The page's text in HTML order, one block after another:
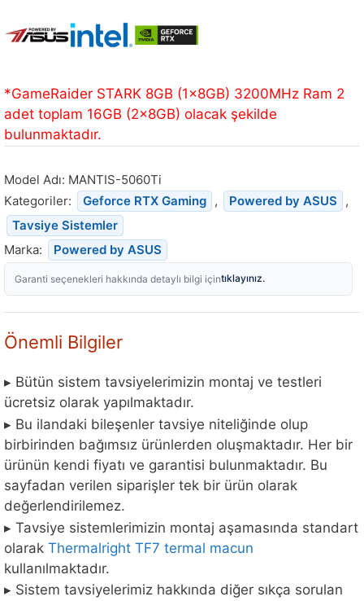
*GameRaider STARK 8GB (1x8GB) 3200MHz Ram 2
adet toplam 16GB (2x8GB) olacak şekilde
bulunmaktadır.
Model Adı: MANTIS-5060Ti
Kategoriler:
Geforce RTX Gaming , Powered by ASUS
,
Tavsiye Sistemler
Marka:
Powered by ASUS
Garanti seçenekleri hakkında detaylı bilgi içintıklayınız.
Önemli Bilgiler
▸ Bütün sistem tavsiyelerimizin montaj ve testleri
ücretsiz olarak yapılmaktadır.
▸ Bu ilandaki bileşenler tavsiye niteliğinde olup
birbirinden bağımsız ürünlerden oluşmaktadır. Her bir
ürünün kendi fiyatı ve garantisi bulunmaktadır. Bu
sayfadan verilen siparişler tek bir ürün olarak
değerlendirilemez.
▸ Tavsiye sistemlerimizin montaj aşamasında standart
olarak Thermalright TF7 termal macun
kullanılmaktadır.
▸ Sistem tavsiyelerimiz hakkında diğer sıkça sorulan